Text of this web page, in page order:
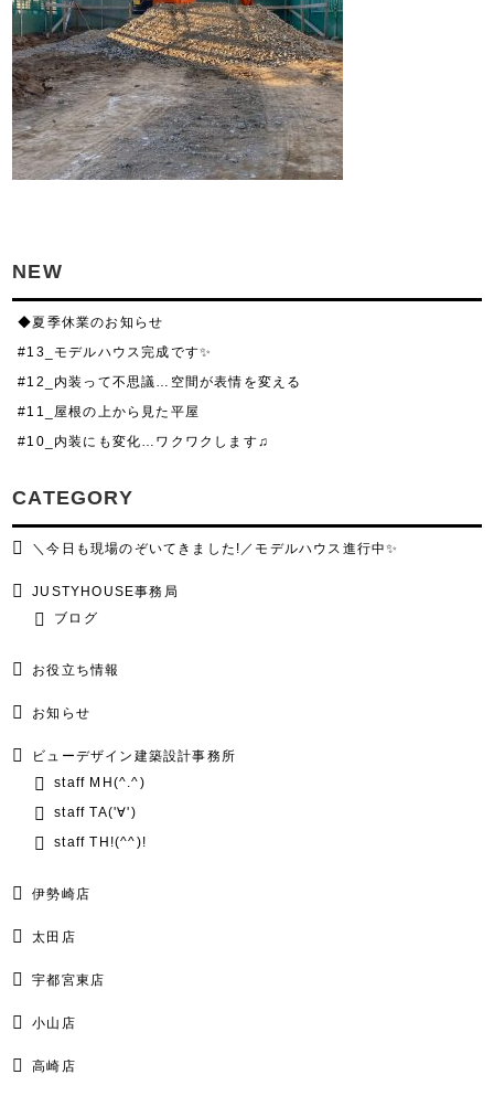
NEW
◆夏季休業のお知らせ
#13_モデルハウス完成です✨
#12_内装って不思議…空間が表情を変える
#11_屋根の上から見た平屋
#10_内装にも変化…ワクワクします♫
CATEGORY
＼今日も現場のぞいてきました!／モデルハウス進行中✨
JUSTYHOUSE事務局
ブログ
お役立ち情報
お知らせ
ビューデザイン建築設計事務所
staff MH(^.^)
staff TA('∀')
staff TH!(^^)!
伊勢崎店
太田店
宇都宮東店
小山店
高崎店